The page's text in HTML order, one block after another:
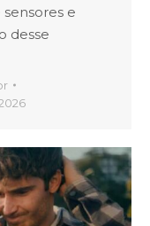
e
desse